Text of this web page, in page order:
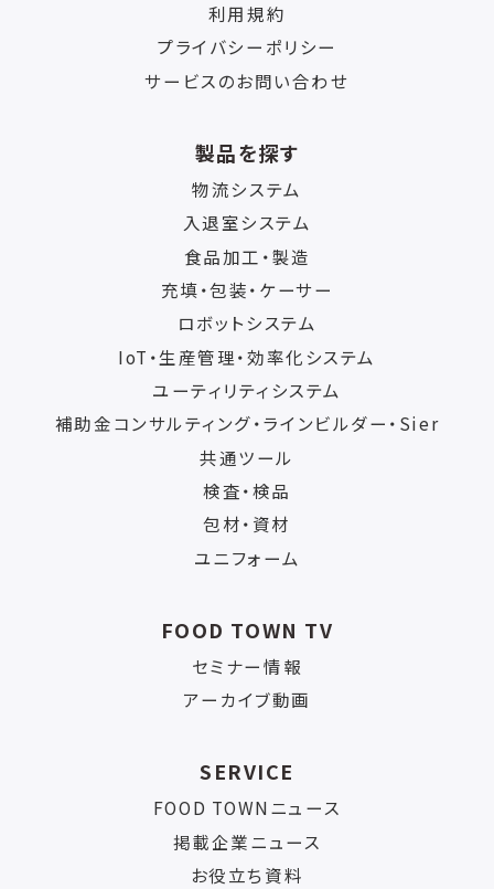
利用規約
プライバシーポリシー
サービスのお問い合わせ
製品を探す
物流システム
入退室システム
食品加工・製造
充填・包装・ケーサー
ロボットシステム
IoT・生産管理・効率化システム
ユーティリティシステム
補助金コンサルティング・ラインビルダー・Sier
共通ツール
検査・検品
包材・資材
ユニフォーム
FOOD TOWN TV
セミナー情報
アーカイブ動画
SERVICE
FOOD TOWNニュース
掲載企業ニュース
お役立ち資料